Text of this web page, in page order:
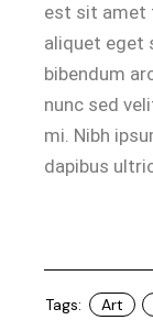
est sit amet
aliquet eget
bibendum
nunc sed
mi. Nibh
dapibus
Tags: Art